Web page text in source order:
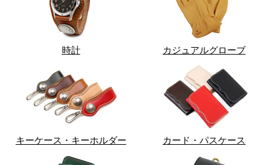
時計 カジュアルグローブ
キーケース・キーホルダー カード・パスケース